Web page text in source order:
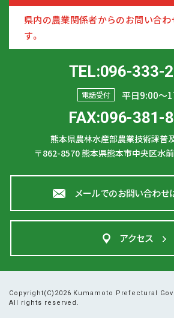
県内の農業関係者からのお問い合
す。
TEL:096-333-
電話受付 平日9:00〜
FAX:096-381-
熊本県農林水産部農業技術課普
〒862-8570熊本県熊本市中央区水
メールでのお問い合わせ
アクセス
Copyright(C)2026 Kumamoto Prefectural
All rights reserved.